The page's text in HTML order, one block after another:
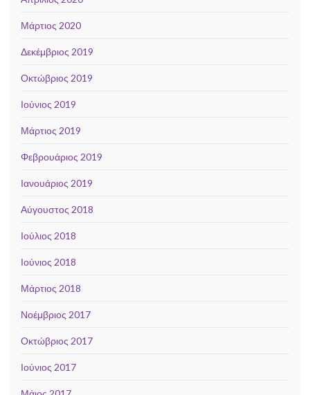
Μάρτιος 2020
Δεκέμβριος 2019
Οκτώβριος 2019
Ιούνιος 2019
Μάρτιος 2019
Φεβρουάριος 2019
Ιανουάριος 2019
Αύγουστος 2018
Ιούλιος 2018
Ιούνιος 2018
Μάρτιος 2018
Νοέμβριος 2017
Οκτώβριος 2017
Ιούνιος 2017